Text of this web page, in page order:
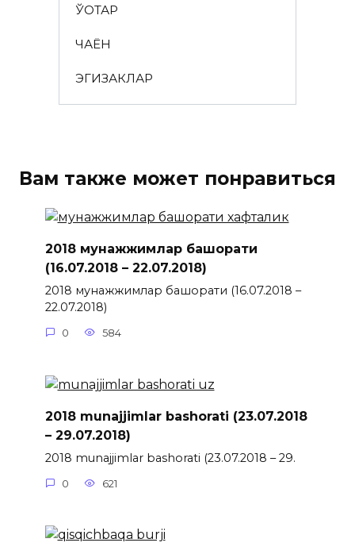
ЎҚОТАР
ЧАЁН
ЭГИЗАКЛАР
Вам также может понравиться
2018 мунажжимлар башорати
(16.07.2018 – 22.07.2018)
2018 мунажжимлар башорати (16.07.2018 –
22.07.2018)
0 584
2018 munajjimlar bashorati (23.07.2018
– 29.07.2018)
2018 munajjimlar bashorati (23.07.2018 – 29.
0 621